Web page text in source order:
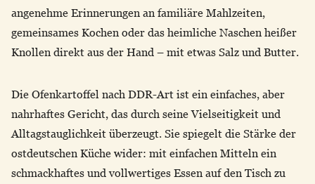
angenehme Erinnerungen an familiäre Mahlzeiten,
gemeinsames Kochen oder das heimliche Naschen heißer
Knollen direkt aus der Hand – mit etwas Salz und Butter.
Die Ofenkartoffel nach DDR-Art ist ein einfaches, aber
nahrhaftes Gericht, das durch seine Vielseitigkeit und
Alltagstauglichkeit überzeugt. Sie spiegelt die Stärke der
ostdeutschen Küche wider: mit einfachen Mitteln ein
schmackhaftes und vollwertiges Essen auf den Tisch zu